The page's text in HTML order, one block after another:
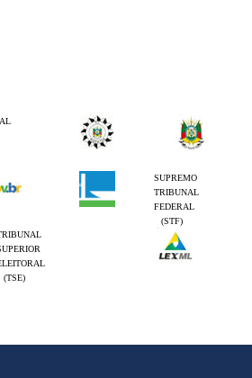
SUPREMO
TRIBUNAL
FEDERAL
(STF)
(TSE)